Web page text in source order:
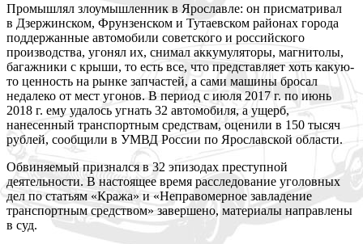
Промышлял злоумышленник в Ярославле: он присматривал
в Дзержинском, Фрунзенском и Тутаевском районах города
поддержанные автомобили советского и российского
производства, угонял их, снимал аккумуляторы, магнитолы,
багажники с крыши, то есть все, что представляет хоть какую-
то ценность на рынке запчастей, а сами машины бросал
недалеко от мест угонов. В период с июля 2017 г. по июнь
2018 г. ему удалось угнать 32 автомобиля, а ущерб,
нанесенный транспортным средствам, оценили в 150 тысяч
рублей, сообщили в УМВД России по Ярославской области.
Обвиняемый признался в 32 эпизодах преступной
деятельности. В настоящее время расследование уголовных
дел по статьям «Кража» и «Неправомерное завладение
транспортным средством» завершено, материалы направлены
в суд.